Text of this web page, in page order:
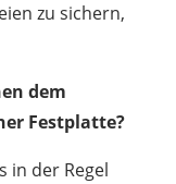
zu sichern,
dem
Festplatte?
in der Regel